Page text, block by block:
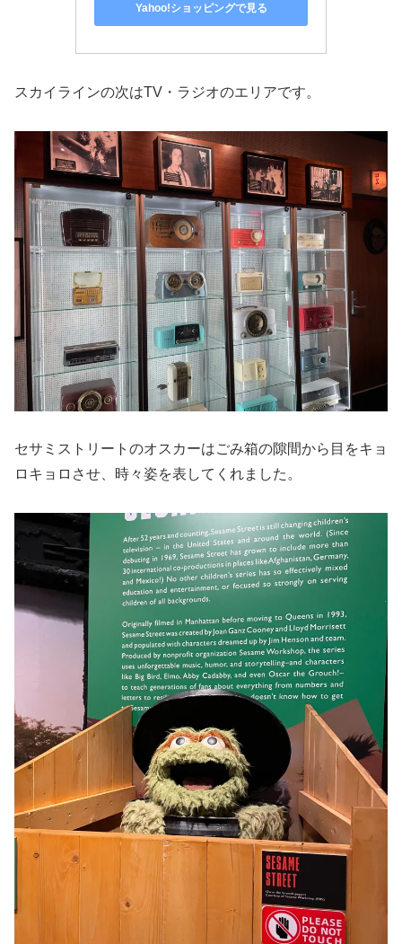
Yahoo!ショッピングで見る
スカイラインの次はTV・ラジオのエリアです。
セサミストリートのオスカーはごみ箱の隙間から目をキョ
ロキョロさせ、時々姿を表してくれました。